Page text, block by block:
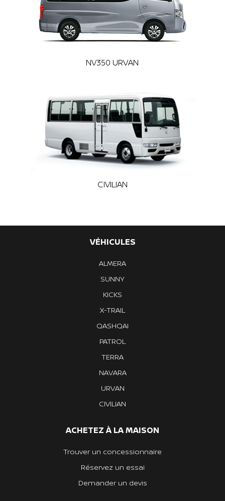
NV350 URVAN
CIVILIAN
VÉHICULES
ALMERA
SUNNY
KICKS
X-TRAIL
QASHQAI
PATROL
TERRA
NAVARA
URVAN
CIVILIAN
ACHETEZ À LA MAISON
Trouver un concessionnaire
Réservez un essai
Demander un devis